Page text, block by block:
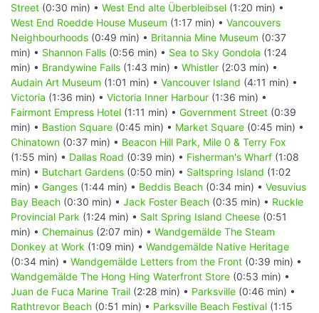
Street (0:30 min) • West End alte Überbleibsel (1:20 min) •
West End Roedde House Museum (1:17 min) • Vancouvers
Neighbourhoods (0:49 min) • Britannia Mine Museum (0:37
min) • Shannon Falls (0:56 min) • Sea to Sky Gondola (1:24
min) • Brandywine Falls (1:43 min) • Whistler (2:03 min) •
Audain Art Museum (1:01 min) • Vancouver Island (4:11 min) •
Victoria (1:36 min) • Victoria Inner Harbour (1:36 min) •
Fairmont Empress Hotel (1:11 min) • Government Street (0:39
min) • Bastion Square (0:45 min) • Market Square (0:45 min) •
Chinatown (0:37 min) • Beacon Hill Park, Mile 0 & Terry Fox
(1:55 min) • Dallas Road (0:39 min) • Fisherman's Wharf (1:08
min) • Butchart Gardens (0:50 min) • Saltspring Island (1:02
min) • Ganges (1:44 min) • Beddis Beach (0:34 min) • Vesuvius
Bay Beach (0:30 min) • Jack Foster Beach (0:35 min) • Ruckle
Provincial Park (1:24 min) • Salt Spring Island Cheese (0:51
min) • Chemainus (2:07 min) • Wandgemälde The Steam
Donkey at Work (1:09 min) • Wandgemälde Native Heritage
(0:34 min) • Wandgemälde Letters from the Front (0:39 min) •
Wandgemälde The Hong Hing Waterfront Store (0:53 min) •
Juan de Fuca Marine Trail (2:28 min) • Parksville (0:46 min) •
Rathtrevor Beach (0:51 min) • Parksville Beach Festival (1:15